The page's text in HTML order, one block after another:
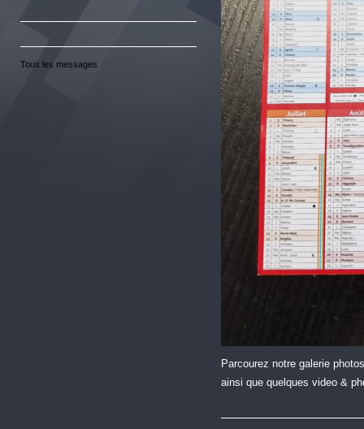
Parcourez notre galerie
ainsi que quelques video &
Tous les messages